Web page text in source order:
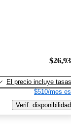
El precio incluye tasas
$510/mes
Verif. disponibilidad